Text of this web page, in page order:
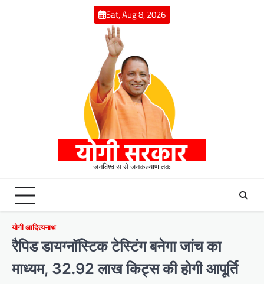
Sat, Aug 8, 2026
जनविश्वास से जनकल्याण तक
योगी आदित्यनाथ
रैपिड डायग्नॉस्टिक टेस्टिंग बनेगा जांच का
माध्यम, 32.92 लाख किट्स की होगी आपूर्ति